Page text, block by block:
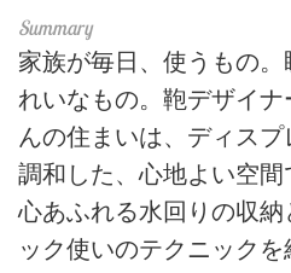
家族が毎日、使うもの
れいなもの。鞄デザイ
んの住まいは、ディス
調和した、心地よい空
心あふれる水回りの収
ック使いのテクニックを